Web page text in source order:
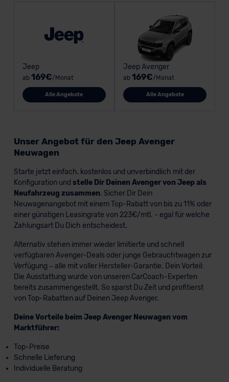
Jeep
ab 169€/Monat
Alle Angebote
Jeep Avenger
ab 169€/Monat
Alle Angebote
Unser Angebot für den Jeep Avenger
Neuwagen
Starte jetzt einfach, kostenlos und unverbindlich mit der
Konfiguration und stelle Dir Deinen Avenger von Jeep als
Neufahrzeug zusammen. Sicher Dir Dein
Neuwagenangebot mit einem Top-Rabatt von bis zu 11% oder
einer günstigen Leasingrate von 223€/mtl. - egal für welche
Zahlungsart Du Dich entscheidest.
Alternativ stehen immer wieder limitierte und schnell
verfügbaren Avenger-Deals oder junge Gebrauchtwagen zur
Verfügung – alle mit voller Hersteller-Garantie. Dein Vorteil:
Die Ausstattung wurde von unseren CarCoach-Experten
bereits zusammengestellt. So sparst Du Zeit und profitierst
von Top-Rabatten auf Deinen Jeep Avenger.
Deine Vorteile beim Jeep Avenger Neuwagen vom
Marktführer:
Top-Preise
Schnelle Lieferung
Individuelle Beratung